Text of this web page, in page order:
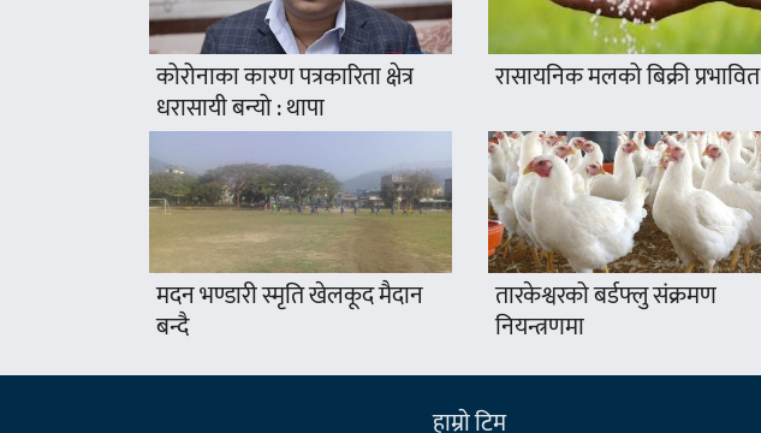
कोरोनाका कारण पत्रकारिता क्षेत्र
धरासायी बन्यो : थापा
रासायनिक मलको बिक्री प्रभावित
मदन भण्डारी स्मृति खेलकूद मैदान
बन्दै
तारकेश्वरको बर्डफ्लु संक्रमण
नियन्त्रणमा
हाम्राे टिम